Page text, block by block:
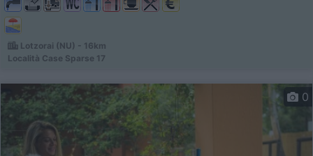
Lotzorai (NU) - 16km
Località Case Sparse 17
0